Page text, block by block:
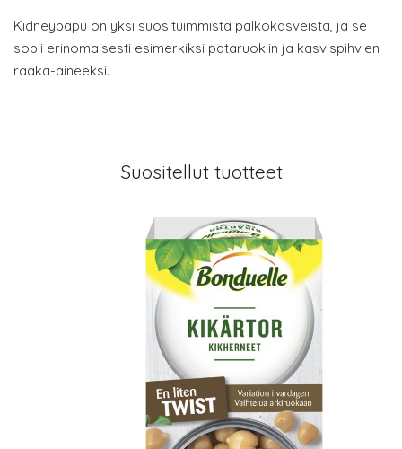
Kidneypapu on yksi suosituimmista palkokasveista, ja se
sopii erinomaisesti esimerkiksi pataruokiin ja kasvispihvien
raaka-aineeksi.
Suositellut tuotteet